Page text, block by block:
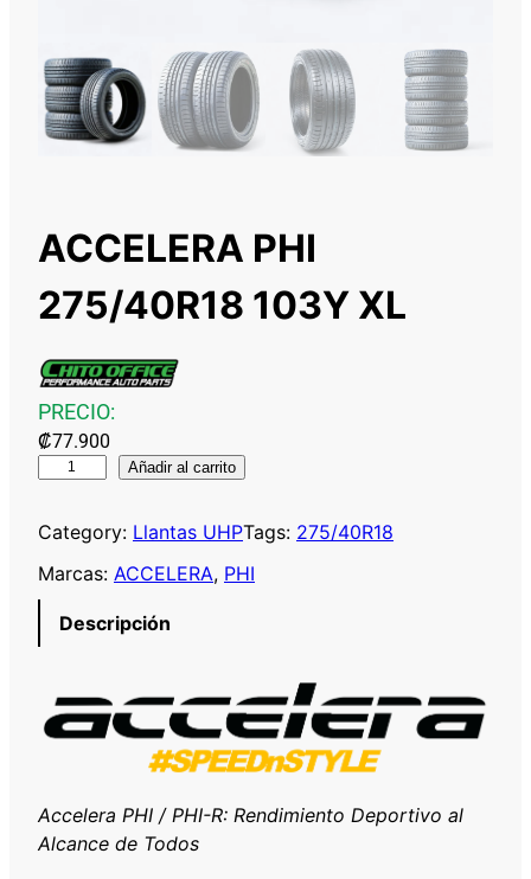
ACCELERA PHI
275/40R18 103Y XL
PRECIO:
₡77.900
C
L
H
7
5
Añadir al carrito
Category: Llantas UHPTags: 275/40R18
Marcas: ACCELERA, PHI
Descripción
Accelera PHI / PHI-R: Rendimiento Deportivo al
Alcance de Todos